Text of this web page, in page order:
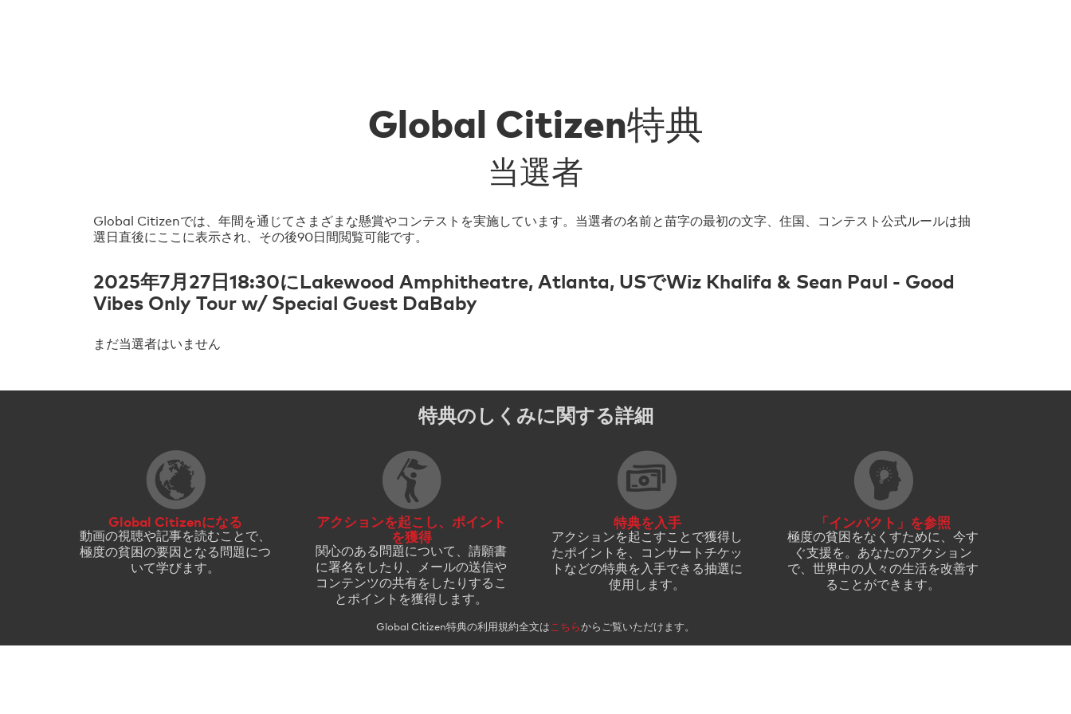
Global Citizen特典
当選者
Global Citizenでは、年間を通じてさまざまな懸賞やコンテストを実施しています。当選者の名前と苗字の最初の文字、住国、コンテスト公式ルールは抽
選日直後にここに表示され、その後90日間閲覧可能です。
2025年7月27日18:30にLakewood Amphitheatre, Atlanta, USでWiz Khalifa & Sean Paul - Good
Vibes Only Tour w/ Special Guest DaBaby
まだ当選者はいません
特典のしくみに関する詳細
Global Citizenになる
動画の視聴や記事を読むことで、
極度の貧困の要因となる問題につ
いて学びます。
アクションを起こし、ポイント
を獲得
関心のある問題について、請願書
に署名をしたり、メールの送信や
コンテンツの共有をしたりするこ
とポイントを獲得します。
特典を入手
アクションを起こすことで獲得し
たポイントを、コンサートチケッ
トなどの特典を入手できる抽選に
使用します。
「インパクト」を参照
極度の貧困をなくすために、今す
ぐ支援を。あなたのアクション
で、世界中の人々の生活を改善す
ることができます。
Global Citizen特典の利用規約全文は こちらからご覧いただけます。